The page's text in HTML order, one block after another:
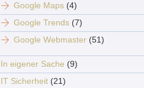
Google Maps (4)
Google Trends (7)
Google Webmaster (51)
In eigener Sache (9)
IT Sicherheit (21)